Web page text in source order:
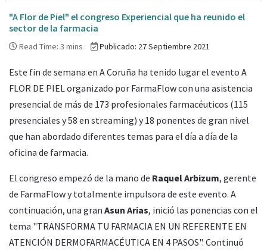
"A Flor de Piel" el congreso Experiencial que ha reunido el
sector de la farmacia
Read Time: 3 mins Publicado: 27 Septiembre 2021
Este fin de semana en A Coruña ha tenido lugar el evento A
FLOR DE PIEL organizado por FarmaFlow con una asistencia
presencial de más de 173 profesionales farmacéuticos (115
presenciales y 58 en streaming) y 18 ponentes de gran nivel
que han abordado diferentes temas para el día a día de la
oficina de farmacia.
El congreso empezó de la mano de Raquel Arbizum, gerente
de FarmaFlow y totalmente impulsora de este evento. A
continuación, una gran Asun Arias, inició las ponencias con el
tema "TRANSFORMA TU FARMACIA EN UN REFERENTE EN
ATENCIÓN DERMOFARMACÉUTICA EN 4 PASOS". Continuó